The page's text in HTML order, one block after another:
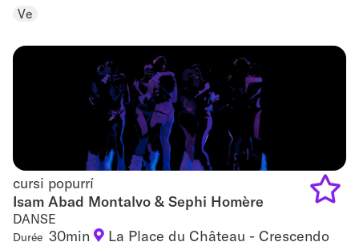
Ve
cursi popurrí
cursi popurrí
Isam Abad Montalvo & Sephi Homère
DANSE
Durée 30min La Place du Château - Crescendo